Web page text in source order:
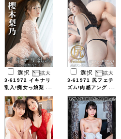
選択
3-61972 イキナリ
乱入!痴女っ娘梨 ...
選択
3-61971 尻フェチ
ズム!肉感アング ...